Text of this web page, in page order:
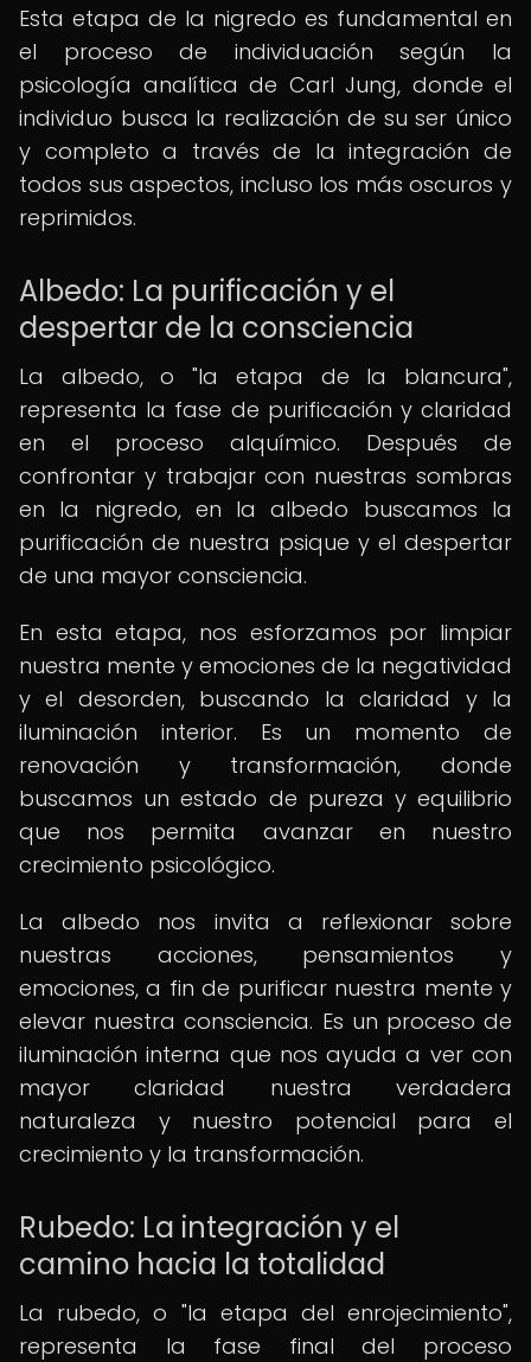
Esta etapa de la nigredo es fundamental en
el proceso de individuación según la
psicología analítica de Carl Jung, donde el
individuo busca la realización de su ser único
y completo a través de la integración de
todos sus aspectos, incluso los más oscuros y
reprimidos.
Albedo: La purificación y el
despertar de la consciencia
La albedo, o "la etapa de la blancura",
representa la fase de purificación y claridad
en el proceso alquímico. Después de
confrontar y trabajar con nuestras sombras
en la nigredo, en la albedo buscamos la
purificación de nuestra psique y el despertar
de una mayor consciencia.
En esta etapa, nos esforzamos por limpiar
nuestra mente y emociones de la negatividad
y el desorden, buscando la claridad y la
iluminación interior. Es un momento de
renovación y transformación, donde
buscamos un estado de pureza y equilibrio
que nos permita avanzar en nuestro
crecimiento psicológico.
La albedo nos invita a reflexionar sobre
nuestras acciones, pensamientos y
emociones, a fin de purificar nuestra mente y
elevar nuestra consciencia. Es un proceso de
iluminación interna que nos ayuda a ver con
mayor claridad nuestra verdadera
naturaleza y nuestro potencial para el
crecimiento y la transformación.
Rubedo: La integración y el
camino hacia la totalidad
La rubedo, o "la etapa del enrojecimiento",
representa la fase final del proceso